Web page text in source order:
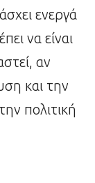
ενεργά
να είναι
αν
και την
πολιτική